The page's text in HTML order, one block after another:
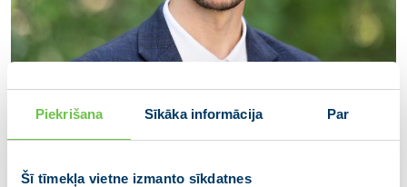
Piekrišana Sīkāka informācija Par
Šī tīmekļa vietne izmanto sīkdatnes